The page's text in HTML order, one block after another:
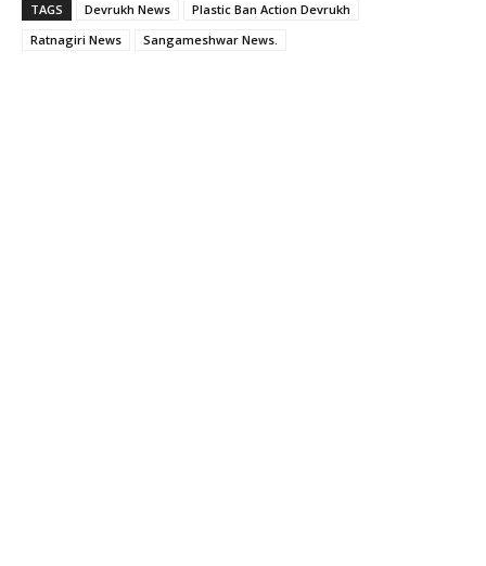
TAGS Devrukh News
Plastic Ban Action Devrukh
Ratnagiri News
Sangameshwar News.